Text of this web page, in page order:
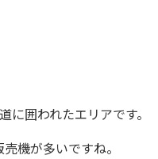
囲われたエリアです。
機が多いですね。